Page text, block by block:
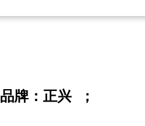
品牌：正兴 ；